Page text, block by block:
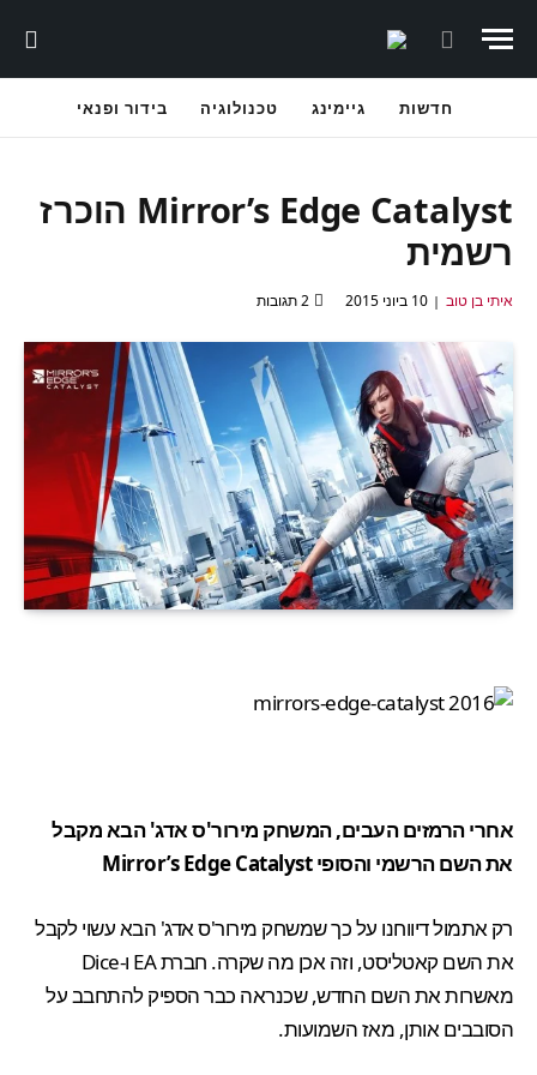
חדשות גיימינג טכנולוגיה בידור ופנאי
Mirror’s Edge Catalyst הוכרז
רשמית
איתי בן טוב 10 ביוני 2015 2 תגובות
אחרי הרמזים העבים, המשחק מירור'ס אדג' הבא מקבל
את השם הרשמי והסופי Mirror’s Edge Catalyst
רקאתמול דיווחנו על כך שמשחק מירור'ס אדג' הבא עשוי לקבל
את השם קאטליסט, וזה אכן מה שקרה. חברת EA ו-Dice
מאשרות את השם החדש, שכנראה כבר הספיק להתחבב על
הסובבים אותן, מאז השמועות.